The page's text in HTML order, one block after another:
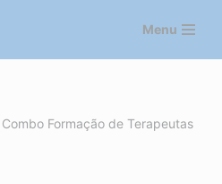
Menu
Formação de Terapeutas